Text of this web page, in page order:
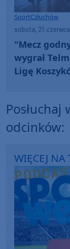
SportCzłuchów
sobota, 21 czerwca
"Mecz
wygrał
Ligę
Posłuchaj
odcinków:
WIĘCEJ NA